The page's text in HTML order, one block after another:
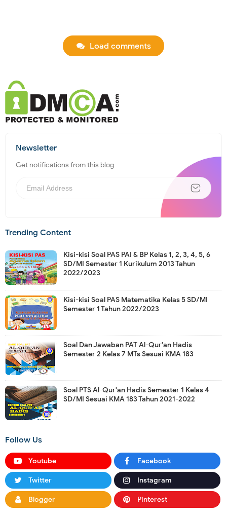
Load comments
Newsletter
Get notifications from this blog
Trending Content
Kisi-kisi Soal PAS PAI & BP Kelas 1, 2, 3, 4, 5, 6
SD/MI Semester 1 Kurikulum 2013 Tahun
2022/2023
Kisi-kisi Soal PAS Matematika Kelas 5 SD/MI
Semester 1 Tahun 2022/2023
Soal Dan Jawaban PAT Al-Qur'an Hadis
Semester 2 Kelas 7 MTs Sesuai KMA 183
Soal PTS Al-Qur'an Hadis Semester 1 Kelas 4
SD/MI Sesuai KMA 183 Tahun 2021-2022
Follow Us
Youtube Facebook
Twitter Instagram
Blogger Pinterest